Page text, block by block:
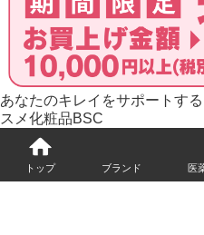
あなたのキレイをサポートす
スメ化粧品BSC
トップ ブランド 医